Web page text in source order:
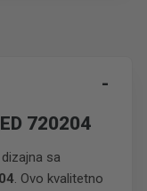
720204
sa
. Ovo kvalitetno
-